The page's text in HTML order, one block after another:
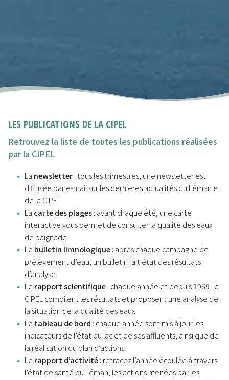
LES PUBLICATIONS DE LA CIPEL
Retrouvez la liste de toutes les publications réalisées
par la CIPEL
La newsletter: tous les trimestres, une newsletter est
diffusée par e-mail sur les dernières actualités du Léman et
de la CIPEL
La carte des plages: avant chaque été, une carte
interactive vous permet de consulter la qualité des eaux
de baignade
Le bulletin limnologique: après chaque campagne de
prélèvement d’eau, un bulletin fait état des résultats
d’analyse
Le rapport scientifique: chaque année et depuis 1969, la
CIPEL compilent les résultats et proposent une analyse de
la situation de la qualité des eaux
Le tableau de bord : chaque année sont mis à jour les
indicateurs de l’état du lac et de ses affluents, ainsi que de
la réalisation du plan d’actions
Le rapport d’activité: retracez l’année écoulée à travers
l’état de santé du Léman, les actions menées par les